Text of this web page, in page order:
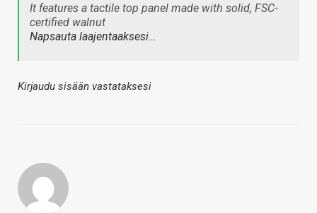
It features a tactile top panel made with solid, FSC-
certified walnut
Napsauta laajentaaksesi…
Kirjaudu sisään vastataksesi